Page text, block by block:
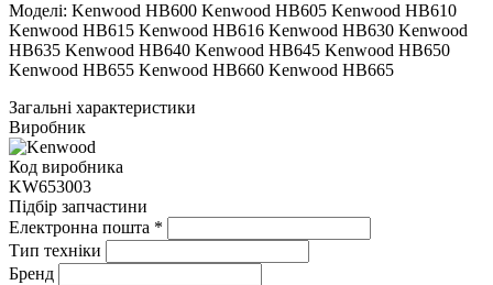
Моделі: Kenwood HB600 Kenwood HB605 Kenwood HB610
Kenwood HB615 Kenwood HB616 Kenwood HB630 Kenwood
HB635 Kenwood HB640 Kenwood HB645 Kenwood HB650
Kenwood HB655 Kenwood HB660 Kenwood HB665
Загальні характеристики
Виробник
Код виробника
KW653003
Підбір запчастини
Електронна пошта *
Тип техніки
Бренд